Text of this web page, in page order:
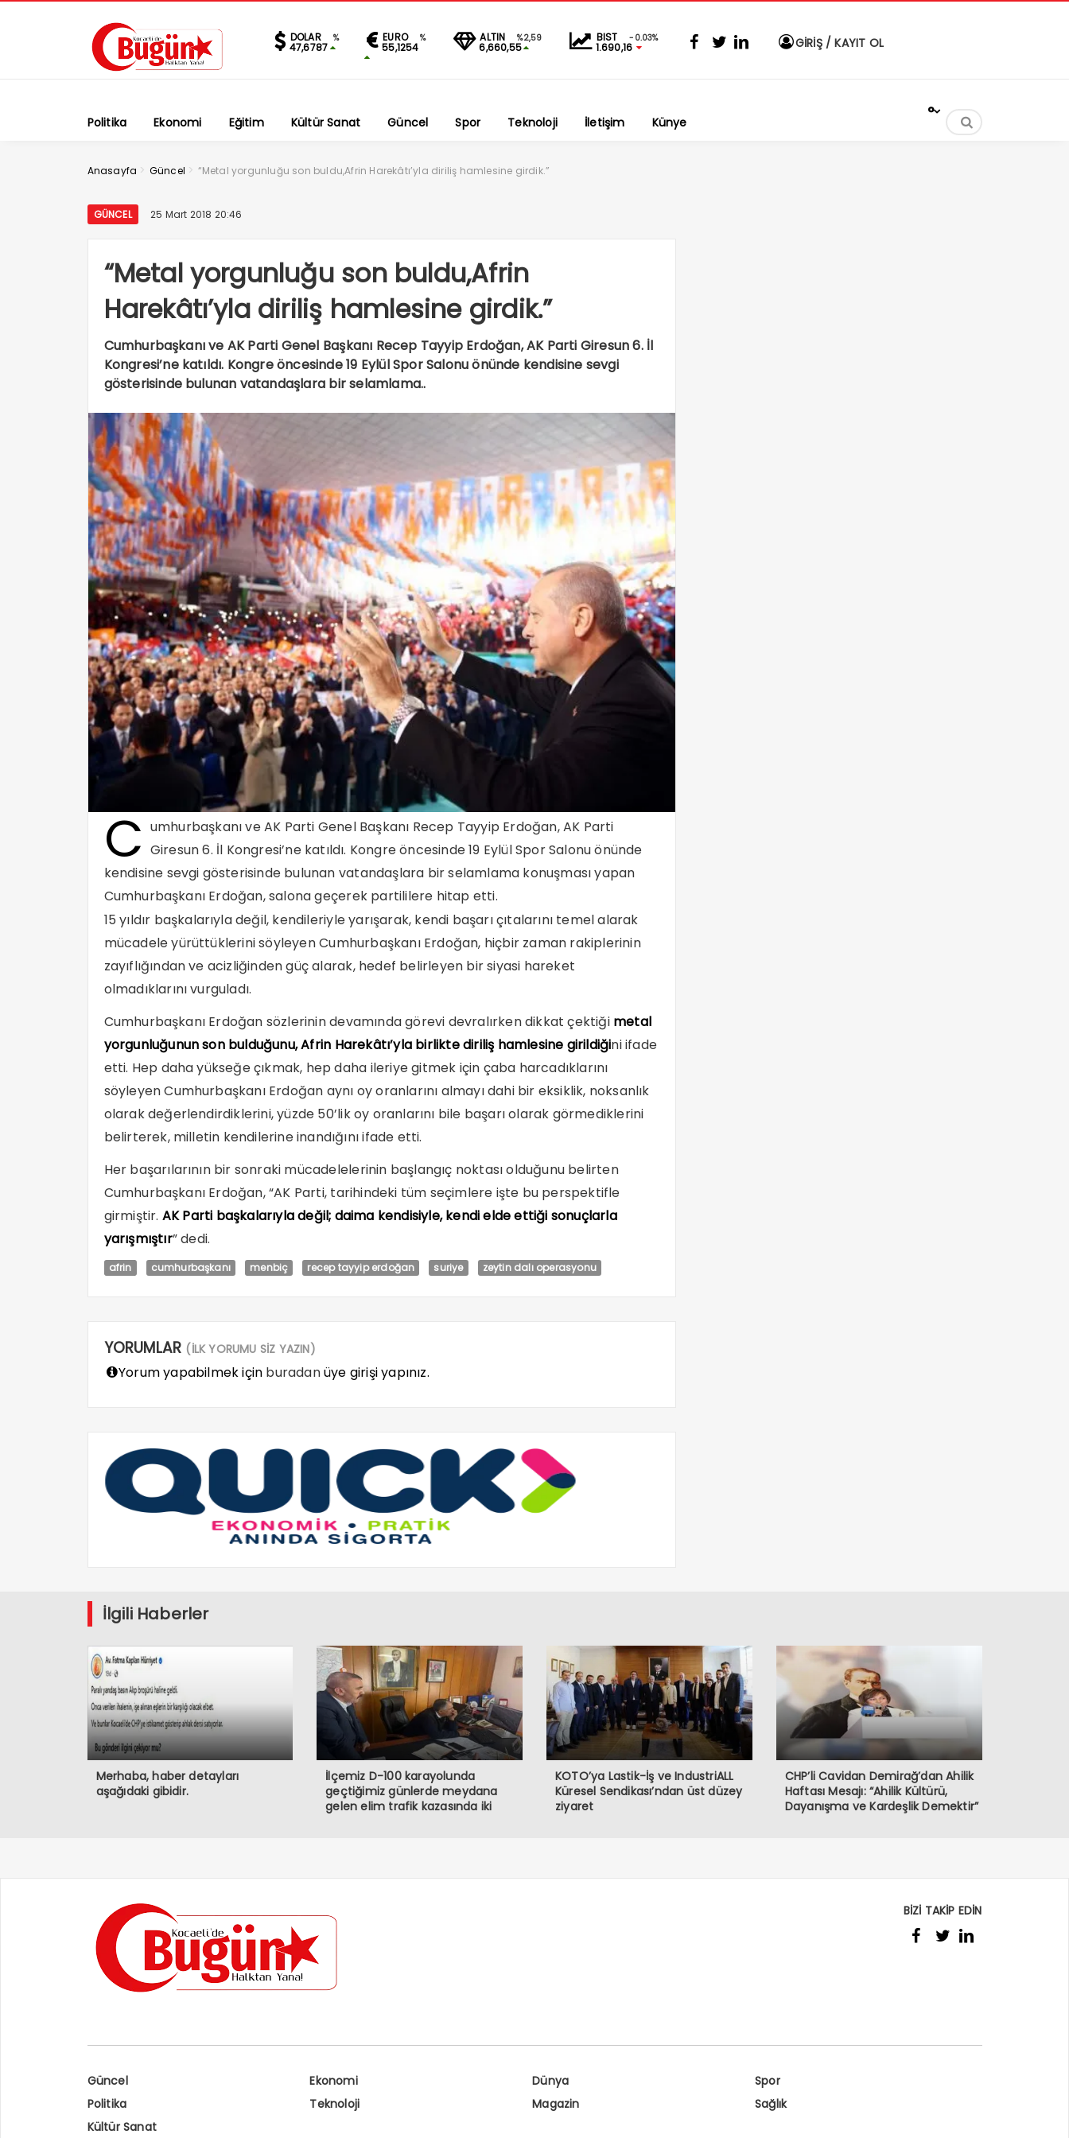
DOLAR %
47,6787
EURO %
55,1254
ALTIN %2,59
6,660,55
BIST -0.03%
1.690,16 GİRİŞ / KAYIT OL
Politika Ekonomi Eğitim Kültür Sanat Güncel Spor Teknoloji İletişim Künye
°
Anasayfa > Güncel > “Metal yorgunluğu son buldu,Afrin Harekâtı’yla diriliş hamlesine girdik.”
GÜNCEL 25 Mart 2018 20:46
“Metal yorgunluğu son buldu,Afrin
Harekâtı’yla diriliş hamlesine girdik.”
Cumhurbaşkanı ve AK Parti Genel Başkanı Recep Tayyip Erdoğan, AK Parti Giresun 6. İl
Kongresi’ne katıldı. Kongre öncesinde 19 Eylül Spor Salonu önünde kendisine sevgi
gösterisinde bulunan vatandaşlara bir selamlama..
C umhurbaşkanı ve AK Parti Genel Başkanı Recep Tayyip Erdoğan, AK Parti
Giresun 6. İl Kongresi’ne katıldı. Kongre öncesinde 19 Eylül Spor Salonu önünde
kendisine sevgi gösterisinde bulunan vatandaşlara bir selamlama konuşması yapan
Cumhurbaşkanı Erdoğan, salona geçerek partililere hitap etti.
15 yıldır başkalarıyla değil, kendileriyle yarışarak, kendi başarı çıtalarını temel alarak
mücadele yürüttüklerini söyleyen Cumhurbaşkanı Erdoğan, hiçbir zaman rakiplerinin
zayıflığından ve acizliğinden güç alarak, hedef belirleyen bir siyasi hareket
olmadıklarını vurguladı.
Cumhurbaşkanı Erdoğan sözlerinin devamında görevi devralırken dikkat çektiği metal
yorgunluğunun son bulduğunu, Afrin Harekâtı’yla birlikte diriliş hamlesine girildiğini ifade
etti. Hep daha yükseğe çıkmak, hep daha ileriye gitmek için çaba harcadıklarını
söyleyen Cumhurbaşkanı Erdoğan aynı oy oranlarını almayı dahi bir eksiklik, noksanlık
olarak değerlendirdiklerini, yüzde 50’lik oy oranlarını bile başarı olarak görmediklerini
belirterek, milletin kendilerine inandığını ifade etti.
Her başarılarının bir sonraki mücadelelerinin başlangıç noktası olduğunu belirten
Cumhurbaşkanı Erdoğan, “AK Parti, tarihindeki tüm seçimlere işte bu perspektifle
girmiştir. AK Parti başkalarıyla değil; daima kendisiyle, kendi elde ettiği sonuçlarla
yarışmıştır” dedi.
afrin cumhurbaşkanı menbiç recep tayyip erdoğan suriye zeytin dalı operasyonu
YORUMLAR (İLK YORUMU SİZ YAZIN)
Yorum yapabilmek için buradanüye girişi yapınız.
İlgili Haberler
Merhaba, haber detayları
aşağıdaki gibidir.
İlçemiz D-100 karayolunda
geçtiğimiz günlerde meydana
gelen elim trafik kazasında iki
KOTO’ya Lastik-İş ve IndustriALL
Küresel Sendikası’ndan üst düzey
ziyaret
CHP’li Cavidan Demirağ’dan Ahilik
Haftası Mesajı: “Ahilik Kültürü,
Dayanışma ve Kardeşlik Demektir”
BİZİ TAKİP EDİN
Güncel Ekonomi Dünya
Spor
Politika
Teknoloji Magazin
Sağlık
Kültür Sanat